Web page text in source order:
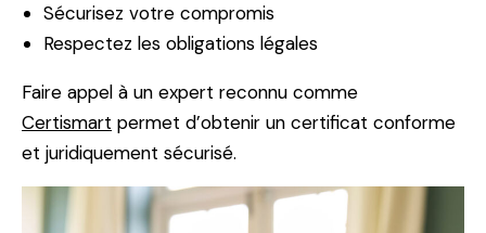
Sécurisez votre compromis
Respectez les obligations légales
Faire appel à un expert reconnu comme
Certismart permet d’obtenir un certificat conforme
et juridiquement sécurisé.